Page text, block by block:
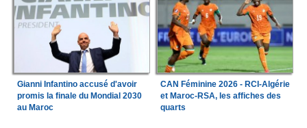
Gianni Infantino accusé d'avoir
promis la finale du Mondial 2030
au Maroc
CAN Féminine 2026 - RCI-Algérie
et Maroc-RSA, les affiches des
quarts